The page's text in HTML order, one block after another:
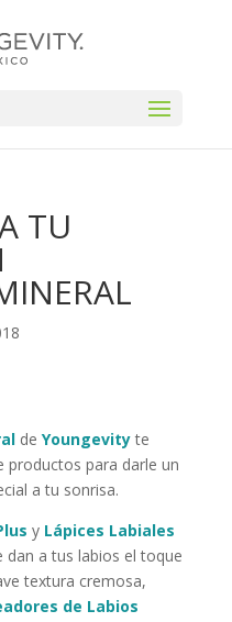
TU
de Youngevityte
productos para darle un
a tu sonrisa.
y Lápices Labiales
dan a tus labios el toque
textura cremosa,
de Labios